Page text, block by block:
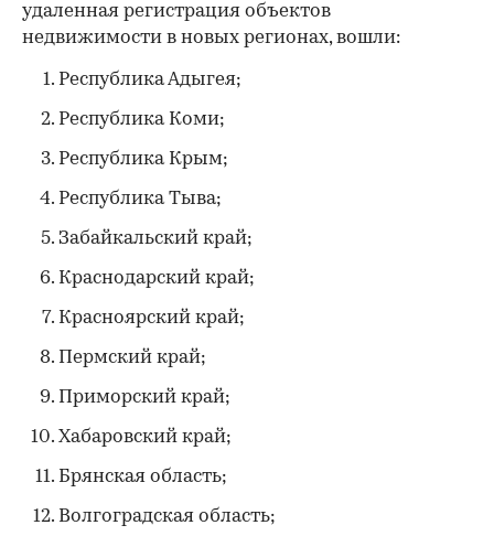
удаленная регистрация объектов
недвижимости в новых регионах, вошли:
Республика Адыгея;
Республика Коми;
Республика Крым;
Республика Тыва;
Забайкальский край;
Краснодарский край;
Красноярский край;
Пермский край;
Приморский край;
Хабаровский край;
Брянская область;
Волгоградская область;